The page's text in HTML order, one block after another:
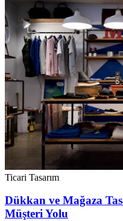
Ticari Tasarım
Dükkan ve Mağaza
Müşteri Yolu